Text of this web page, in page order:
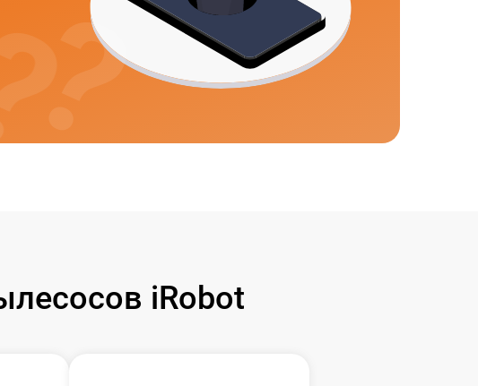
iRobot